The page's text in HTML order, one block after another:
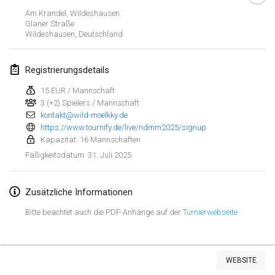
Liste anzeigen
Am Krandel, Wildeshausen
Glaner Straße
Wildeshausen Deutschland
Registrierungsdetails
15 EUR / Mannschaft
3 (+2) Spielers / Mannschaft
kontakt@wild-moelkky.de
https://www.tournify.de/live/ndmm2025/signup
Kapazität: 16 Mannschaften
Fälligkeitsdatum: 31. Juli 2025
Zusätzliche Informationen
Bitte beachtet auch die PDF-Anhänge auf der Turnierwebseite
WEBSITE
Februar 2025
7. Feb. 2025|Vereinigte Staaten
Open des vendanges tardives
8. Feb. 2025| Frankreich
Indoor de la CASAS
SM HalliMölkky - Finnish Championship
15. Feb. 2025|Finnland